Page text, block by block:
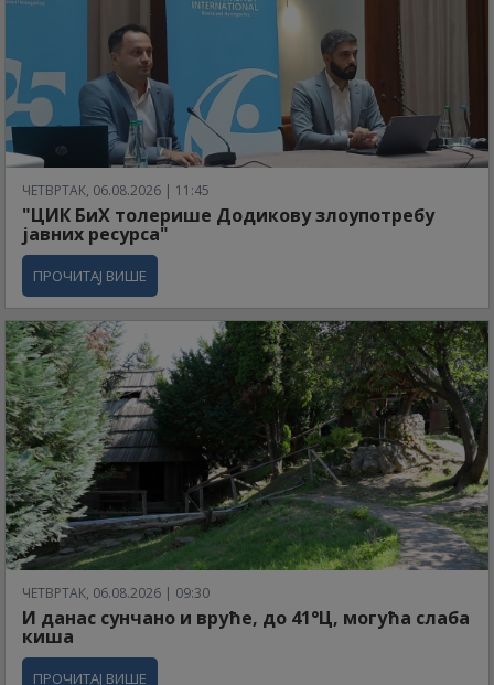
ЧЕТВРТАК, 06.08.2026 | 11:45
"ЦИК БиХ толерише Додикову злоупотребу
јавних ресурса"
ПРОЧИТАЈ ВИШЕ
ЧЕТВРТАК, 06.08.2026 | 09:30
И данас сунчано и вруће, до 41°Ц, могућа слаба
киша
ПРОЧИТАЈ ВИШЕ